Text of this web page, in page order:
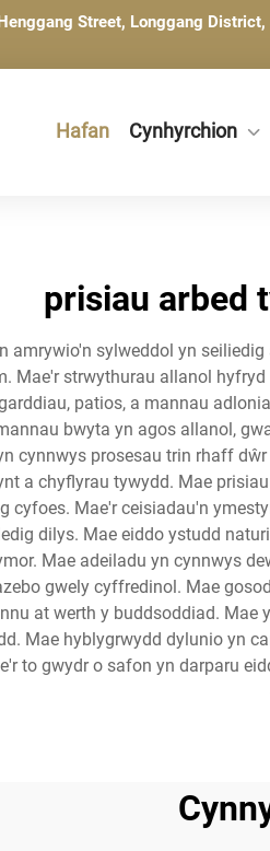
Street, Longgang District,
Hafan Cynhyrchion
prisiau arbed
amrywio'n sylweddol yn
Mae'r strwythurau allanol
patios, a mannau
bwyta yn agos allanol,
cynnwys prosesau trin rhaff
a chyflyrau tywydd. Mae
Mae'r ceisiadau'n
dilys. Mae eiddo ystudd
Mae adeiladu yn cynnwys
gwely cyffredinol. Mae
at werth y buddsoddiad.
Mae hyblygrwydd dylunio yn
to gwydr o safon yn darparu